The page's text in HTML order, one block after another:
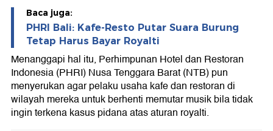
Baca juga:
PHRI Bali: Kafe-Resto Putar Suara Burung
Tetap Harus Bayar Royalti
Menanggapi hal itu, Perhimpunan Hotel dan Restoran
Indonesia (PHRI) Nusa Tenggara Barat (NTB) pun
menyerukan agar pelaku usaha kafe dan restoran di
wilayah mereka untuk berhenti memutar musik bila tidak
ingin terkena kasus pidana atas aturan royalti.